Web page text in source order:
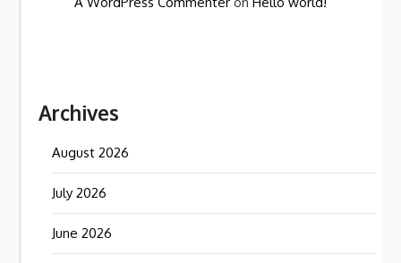
Archives
August 2026
July 2026
June 2026